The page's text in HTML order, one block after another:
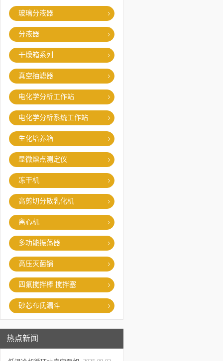
玻璃分液器
分液器
干燥箱系列
真空抽滤器
电化学分析工作站
电化学分析系统工作站
生化培养箱
显微熔点测定仪
冻干机
高剪切分散乳化机
离心机
多功能振荡器
高压灭菌锅
四氟搅拌棒 搅拌塞
砂芯布氏漏斗
热点新闻